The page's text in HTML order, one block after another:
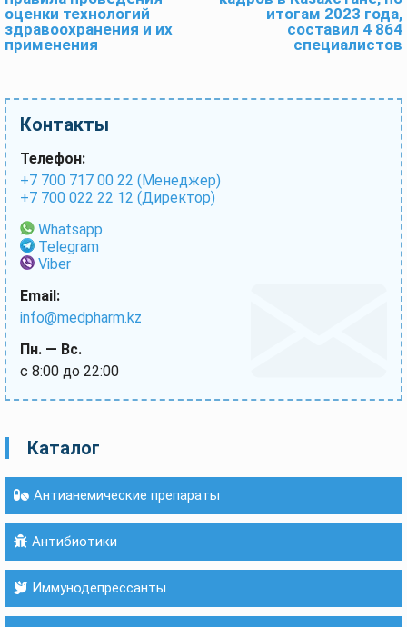
оценки технологий
здравоохранения и их
применения
итогам 2023 года,
составил 4 864
специалистов
Контакты
Телефон:
+7 700 717 00 22 (Менеджер)
+7 700 022 22 12 (Директор)
Whatsapp
Telegram
Viber
Email:
info@medpharm.kz
Пн. — Вс.
с 8:00 до 22:00
Каталог
Антианемические препараты
Антибиотики
Иммунодепрессанты